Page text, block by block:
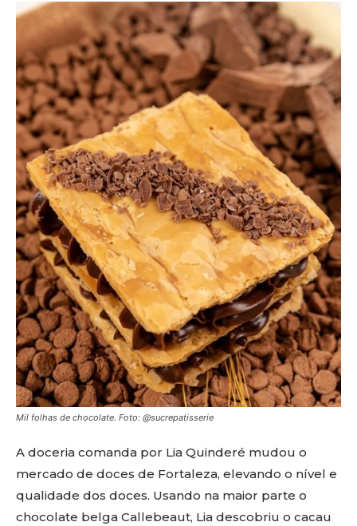
Mil folhas de chocolate. Foto: @sucrepatisserie
A doceria comanda por Lia Quinderé mudou o
mercado de doces de Fortaleza, elevando o nível e
qualidade dos doces. Usando na maior parte o
chocolate belga Callebeaut, Lia descobriu o cacau